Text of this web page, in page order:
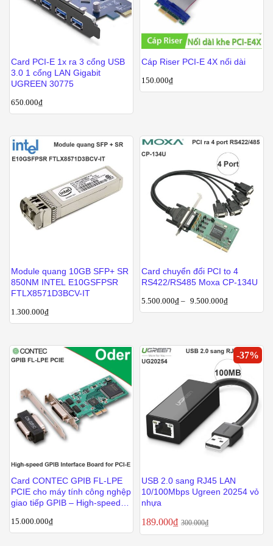
Card PCI-E 1x ra 3 cổng USB
3.0 1 cổng LAN Gigabit
UGREEN 30775
650.000₫
Cáp Riser PCI-E 4X nối dài
150.000₫
Module quang 10GB SFP+ SR
850NM INTEL E10GSFPSR
FTLX8571D3BCV-IT
1.300.000₫
Card chuyển đổi PCI to 4
RS422/RS485 Moxa CP-134U
5.500.000₫ – 9.500.000₫
Card CONTEC GPIB FL-LPE
PCIE cho máy tính công nghệp
giao tiếp GPIB – High-speed
Profile Size) for PCI Express
GPIB FL-LPE PCIE
15.000.000₫
-37%
USB 2.0 sang RJ45 LAN
10/100Mbps Ugreen 20254 vỏ
nhựa
189.000₫ 300.000₫